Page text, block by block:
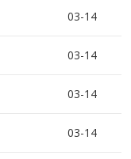
03-14
03-14
03-14
03-14